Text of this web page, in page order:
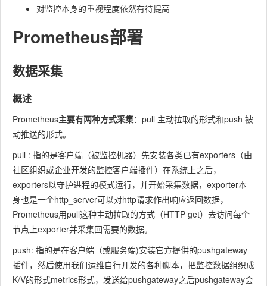
对监控本身的重视程度依然有待提高
Prometheus部署
数据采集
概述
Prometheus主要有两种方式采集：pull 主动拉取的形式和push 被
动推送的形式。
pull : 指的是客户端（被监控机器）先安装各类已有exporters（由
社区组织或企业开发的监控客户端插件）在系统上之后，
exporters以守护进程的模式运行，并开始采集数据，exporter本
身也是一个http_server可以对http请求作出响应返回数据，
Prometheus用pull这种主动拉取的方式（HTTP get）去访问每个
节点上exporter并采集回需要的数据。
push: 指的是在客户端（或服务端)安装官方提供的pushgateway
插件，然后使用我们运维自行开发的各种脚本，把监控数据组织成
K/V的形式metrics形式，发送给pushgateway之后pushgateway会